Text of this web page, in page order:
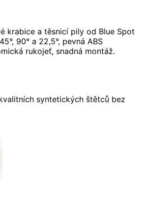
krabice a těsnicí pily od Blue Spot
90° a 22,5°, pevná ABS
rukojeť, snadná montáž.
syntetických štětců bez